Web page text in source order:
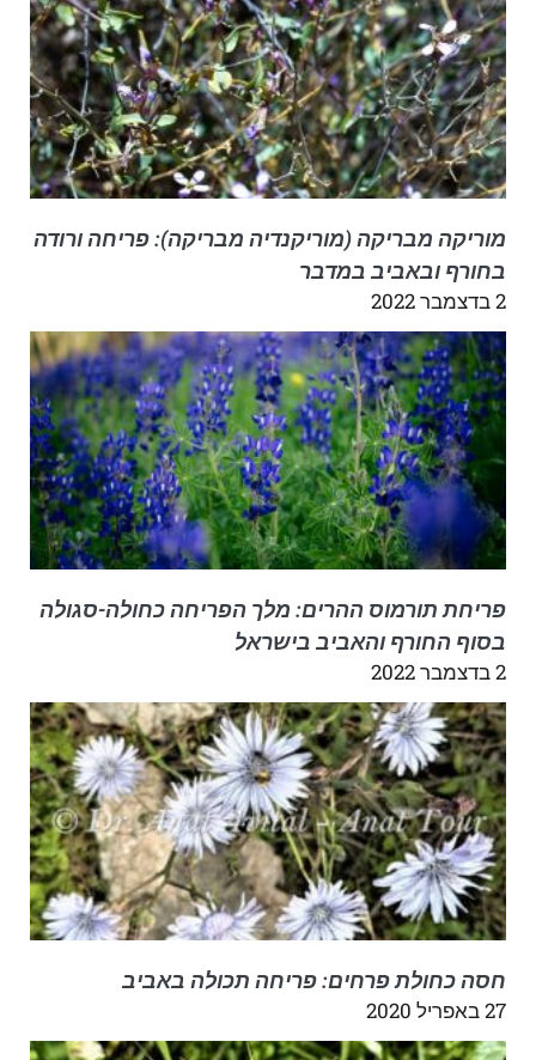
מוריקה מבריקה (מוריקנדיה מבריקה): פריחה ורודה
בחורף ובאביב במדבר
2 בדצמבר 2022
פריחת תורמוס ההרים: מלך הפריחה כחולה-סגולה
בסוף החורף והאביב בישראל
2 בדצמבר 2022
חסה כחולת פרחים: פריחה תכולה באביב
27 באפריל 2020